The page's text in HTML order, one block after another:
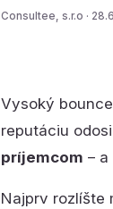
Consultee, s.r.o ·
Vysoký
reputáciu
príjemcom –
Najprv rozlíšte